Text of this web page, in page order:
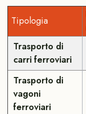
Tipologia
Trasporto di
carri ferroviari
Trasporto di
vagoni
ferroviari